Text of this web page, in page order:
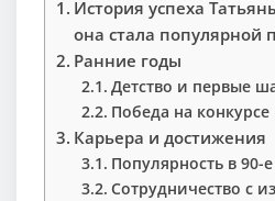
История успеха
она стала популярной
Ранние годы
Детство и первые
Победа на
Карьера и достижения
Популярность в 90-
Сотрудничество с